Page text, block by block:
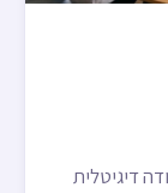
דיגיטלית